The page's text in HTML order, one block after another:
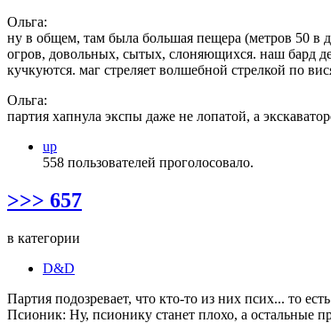
Ольга:
ну в общем, там была большая пещера (метров 50 в
огров, довольных, сытых, слоняющихся. наш бард
кучкуются. маг стреляет волшебной стрелкой по
Ольга:
партия хапнула экспы даже не лопатой, а
up
558 пользователей проголосовало.
>>> 657
в категории
D&D
Партия подозревает, что кто-то из них псих... то
Псионик: Ну, псионику станет плохо, а остальные